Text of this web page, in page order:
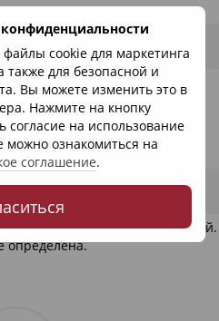
файлы cookie для маркетинга
также для безопасной и
Вы можете изменить это в
Нажмите на кнопку
согласие на использование
можно ознакомиться на
соглашение.
10 мг *
10 мг *
2 мг *
на диету в 2000
определена.